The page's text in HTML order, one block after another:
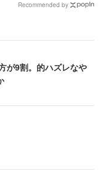
Recommended by
が9割。的ハズレなや